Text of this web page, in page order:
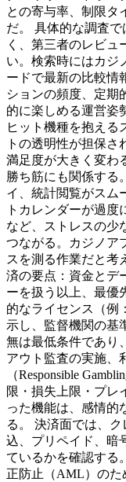
との寄与率、制限タ
だ。 具体的な調査
く、第三者のレビュ
い。検索時にはカジ
ードで最新の比較情
ションの頻度、定期
的に楽しめる運営姿
ヒット機種を抱える
トの透明性が担保
満足度が大きく変わ
勝ち筋にも関係する
イ、統計閲覧がスム
トカレンダーが過
など、ストレスの少
つながる。カジノア
スを測る作業だと考
済の要点：資金とデ
ーを扱う以上、最優
的なライセンス（例
示し、監督機関の基
無は最低条件であり
アウト監査の実施、
（Responsible
限・損失上限・プレ
った機能は、感情的
る。 決済面では、
込、プリペイド、暗
ているかを確認する
正防止（AML）のた